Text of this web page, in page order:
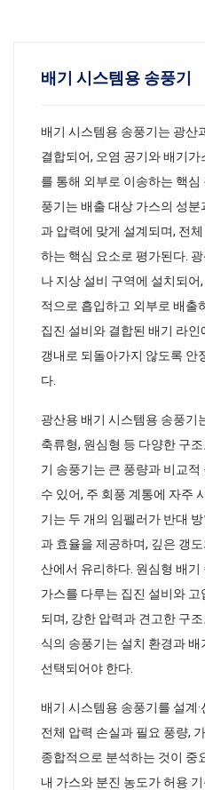
배기 시스템용 송풍기
배기 시스템용 송풍기는 광산
결합되어, 오염 공기와 배기
를 통해 외부로 이송하는 핵
풍기는 배출 대상 가스의 성
과 압력에 맞게 설계되며, 전
하는 핵심 요소로 평가된다.
나 지상 설비 구역에 설치되
적으로 흡입하고 외부로 배출
집진 설비와 결합된 배기 라
갱내로 되돌아가지 않도록 안
다.
광산용 배기 시스템용 송풍기
축류형, 원심형 등 다양한 구
기 송풍기는 큰 풍량과 비교
수 있어, 주 회풍 계통에 자주
기는 두 개의 임펠러가 반대
과 효율을 제공하며, 깊은 갱
산에서 유리하다. 원심형 배
가스를 다루는 집진 설비와
되며, 강한 압력과 견고한 구
식의 송풍기는 설치 환경과
선택되어야 한다.
배기 시스템용 송풍기를 설계
전체 압력 손실과 필요 풍량,
종합적으로 분석하는 것이 중
내 가스와 분진 농도가 허용